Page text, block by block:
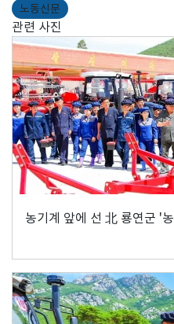
노동신문
관련 사진
농기계 앞에 선 北 룡연군 '